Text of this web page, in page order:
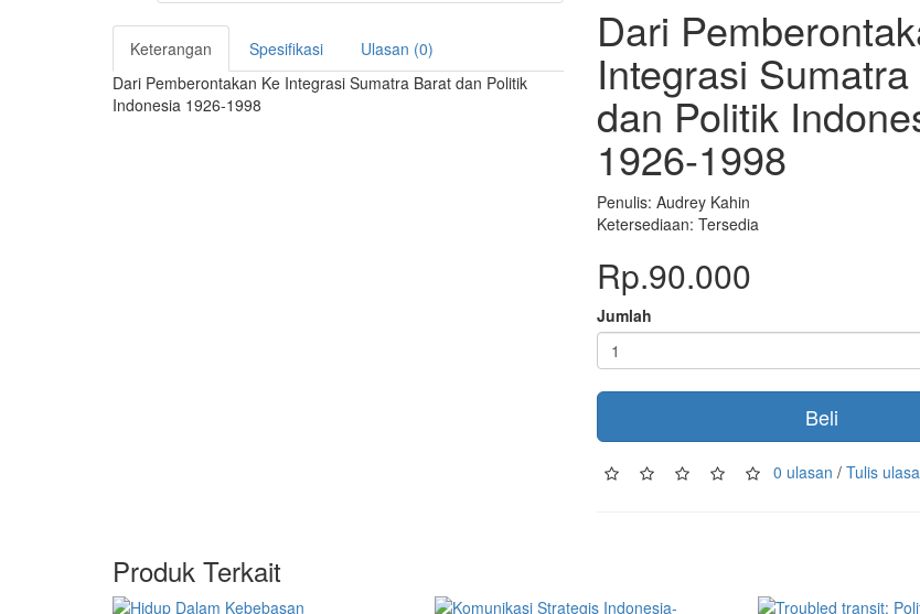
Keterangan Spesifikasi
Ulasan (0)
Dari Pemberontakan Ke Integrasi Sumatra Barat dan Politik
Indonesia 1926-1998
Dari
Integrasi
dan Politik
1926-1998
Penulis: Audrey Kahin
Ketersediaan: Tersedia
Rp.90.000
Jumlah
Beli
0 ulasan / Tulis
Produk Terkait